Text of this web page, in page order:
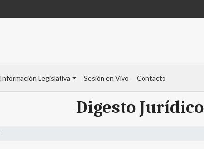
Información Legislativa Sesión en Vivo Contacto
Digesto Jurídico